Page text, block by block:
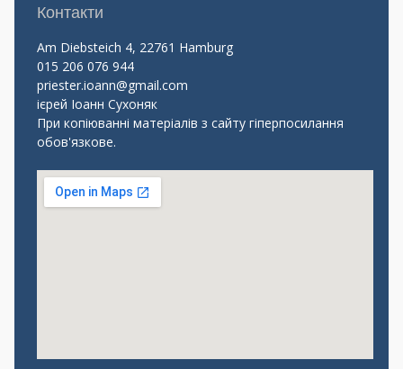
Контакти
Am Diebsteich 4, 22761 Hamburg
015 206 076 944
priester.ioann@gmail.com
ієрей Іоанн Сухоняк
При копіюванні матеріалів з сайту гіперпосилання
обов'язкове.